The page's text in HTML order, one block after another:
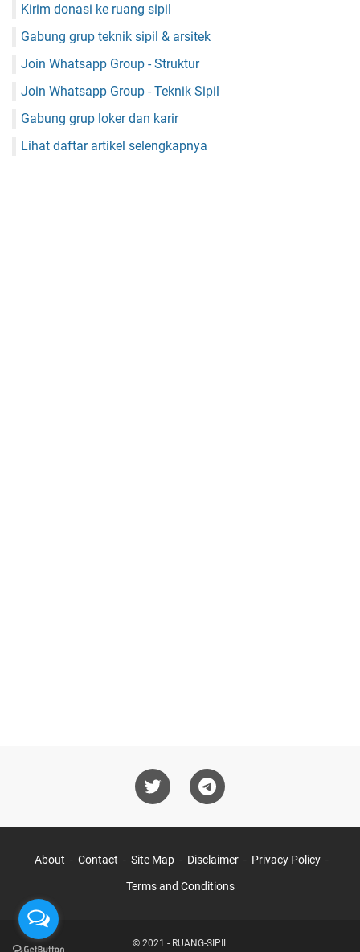
Kirim donasi ke ruang sipil
Gabung grup teknik sipil & arsitek
Join Whatsapp Group - Struktur
Join Whatsapp Group - Teknik Sipil
Gabung grup loker dan karir
Lihat daftar artikel selengkapnya
About Contact Site Map Disclaimer Privacy Policy
Terms and Conditions
© 2021 - RUANG-SIPIL